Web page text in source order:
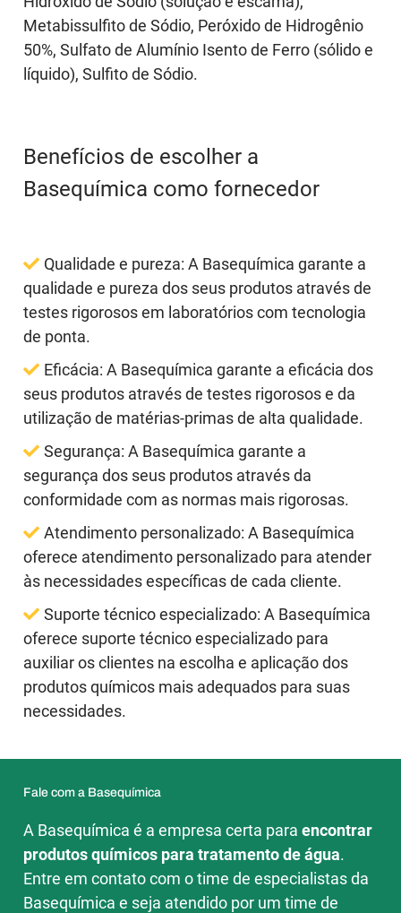
Metabissulfito de Sódio, Peróxido de Hidrogênio
50%, Sulfato de Alumínio Isento de Ferro (sólido e
líquido), Sulfito de Sódio.
Benefícios de escolher a
Basequímica como fornecedor
Qualidade e pureza: A Basequímica garante a
qualidade e pureza dos seus produtos através de
testes rigorosos em laboratórios com tecnologia
de ponta.
Eficácia: A Basequímica garante a eficácia dos
seus produtos através de testes rigorosos e da
utilização de matérias-primas de alta qualidade.
Segurança: A Basequímica garante a
segurança dos seus produtos através da
conformidade com as normas mais rigorosas.
Atendimento personalizado: A Basequímica
oferece atendimento personalizado para atender
às necessidades específicas de cada cliente.
Suporte técnico especializado: A Basequímica
oferece suporte técnico especializado para
auxiliar os clientes na escolha e aplicação dos
produtos químicos mais adequados para suas
necessidades.
Fale com a Basequímica
A Basequímica é a empresa certa para encontrar
produtos químicos para tratamento de água.
Entre em contato com o time de especialistas da
Basequímica e seja atendido por um time de